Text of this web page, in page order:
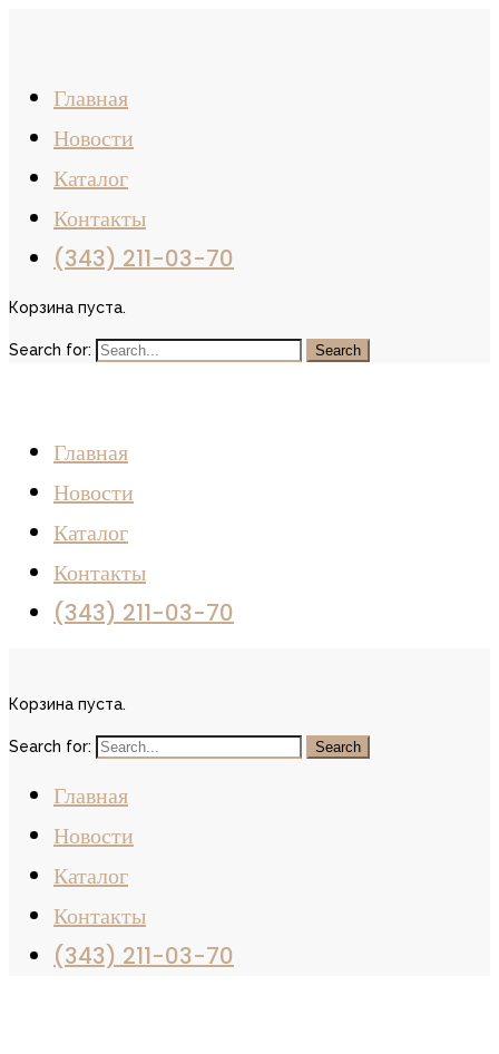
Главная
Новости
Каталог
Контакты
(343) 211-03-70
Корзина пуста.
Search for:
Главная
Новости
Каталог
Контакты
(343) 211-03-70
Корзина пуста.
Search for:
Главная
Новости
Каталог
Контакты
(343) 211-03-70